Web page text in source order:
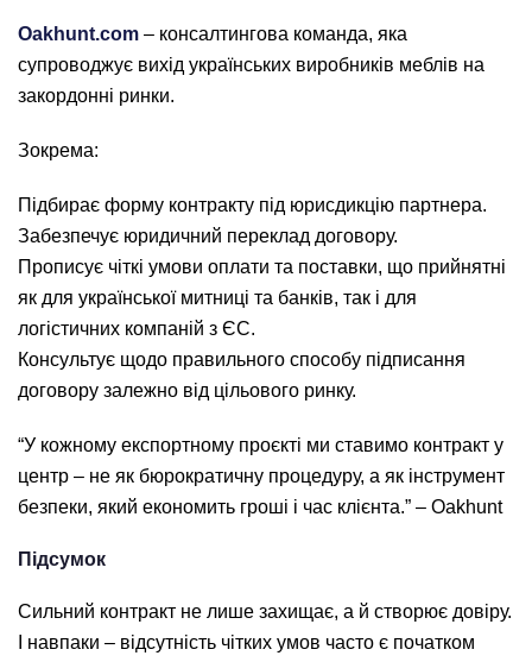
Oakhunt.com – консалтингова команда, яка
супроводжує вихід українських виробників меблів на
закордонні ринки.
Зокрема:
Підбирає форму контракту під юрисдикцію партнера.
Забезпечує юридичний переклад договору.
Прописує чіткі умови оплати та поставки, що прийнятні
як для української митниці та банків, так і для
логістичних компаній з ЄС.
Консультує щодо правильного способу підписання
договору залежно від цільового ринку.
“У кожному експортному проєкті ми ставимо контракт у
центр – не як бюрократичну процедуру, а як інструмент
безпеки, який економить гроші і час клієнта.” – Oakhunt
Підсумок
Сильний контракт не лише захищає, а й створює довіру.
І навпаки – відсутність чітких умов часто є початком